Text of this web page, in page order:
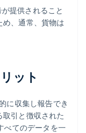
提供されること
、通常、貨物は
ット
に収集し報告でき
引と徴収された
べてのデータを一